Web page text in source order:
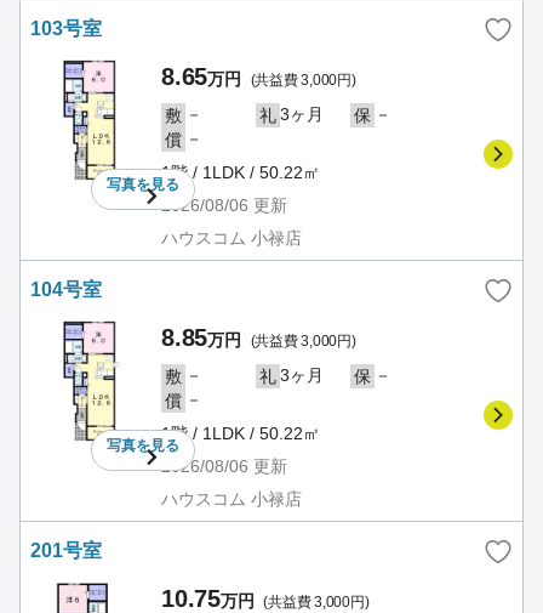
103号室
写真を見る
8.65万円 (共益費 3,000円)
敷 － 礼3ヶ月 保 －
償 －
1階 / 1LDK / 50.22㎡
2026/08/06 更新
ハウスコム 小禄店
104号室
写真を見る
8.85万円 (共益費 3,000円)
敷 － 礼3ヶ月 保 －
償 －
1階 / 1LDK / 50.22㎡
2026/08/06 更新
ハウスコム 小禄店
201号室
10.75万円 (共益費 3,000円)